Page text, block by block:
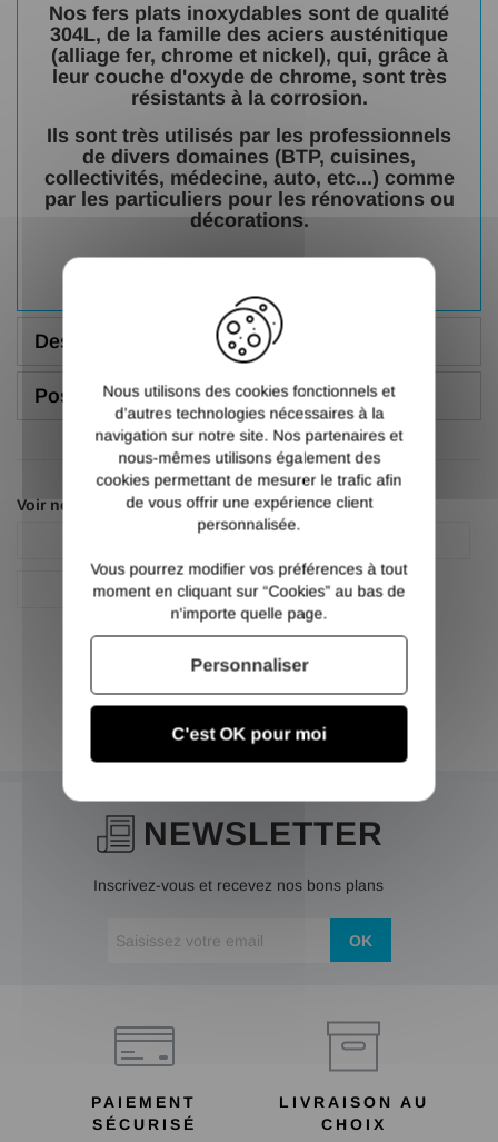
Nos fers plats inoxydables sont de qualité
304L, de la famille des aciers austénitique
(alliage fer, chrome et nickel), qui, grâce à
leur couche d'oxyde de chrome, sont très
résistants à la corrosion.
Ils sont très utilisés par les professionnels
de divers domaines (BTP, cuisines,
collectivités, médecine, auto, etc...) comme
par les particuliers pour les rénovations ou
décorations.
Description
Poser une question
Voir nos autres pages :
Plat inox 304l
NEWSLETTER
Inscrivez-vous et recevez nos bons plans
OK
PAIEMENT
SÉCURISÉ
LIVRAISON AU
CHOIX
Nous utilisons des cookies fonctionnels et
d’autres technologies nécessaires à la
navigation sur notre site. Nos partenaires et
nous-mêmes utilisons également des
cookies permettant de mesurer le trafic afin
de vous offrir une expérience client
personnalisée.
Vous pourrez modifier vos préférences à tout
moment en cliquant sur “Cookies” au bas de
n'importe quelle page.
C'est OK pour moi
Personnaliser